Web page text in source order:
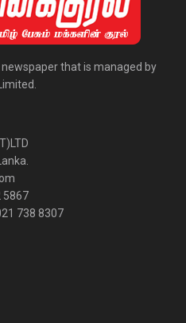
that is managed by
5867
738 8307